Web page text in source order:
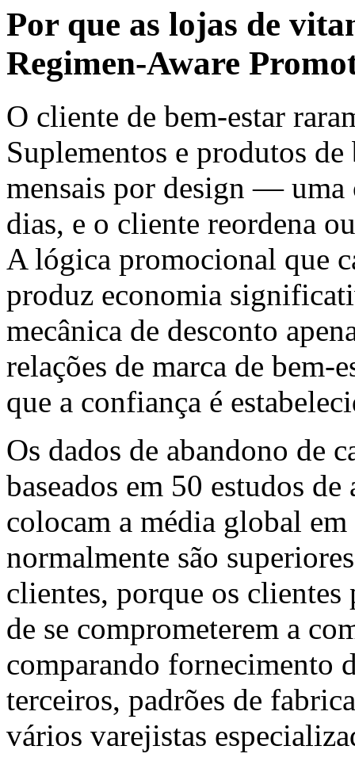
Por que as lojas de
Regimen-Aware
O cliente de bem-estar
Suplementos e produtos
mensais por design — uma
dias, e o cliente reordena
A lógica promocional que
produz economia
mecânica de desconto
relações de marca de bem-
que a confiança é
Os dados de abandono de
baseados em 50 estudos
colocam a média global
normalmente são
clientes, porque os clientes
de se comprometerem a
comparando fornecimento
terceiros, padrões de
vários varejistas